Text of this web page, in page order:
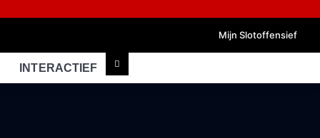
Mijn Slotoffensief
INTERACTIEF